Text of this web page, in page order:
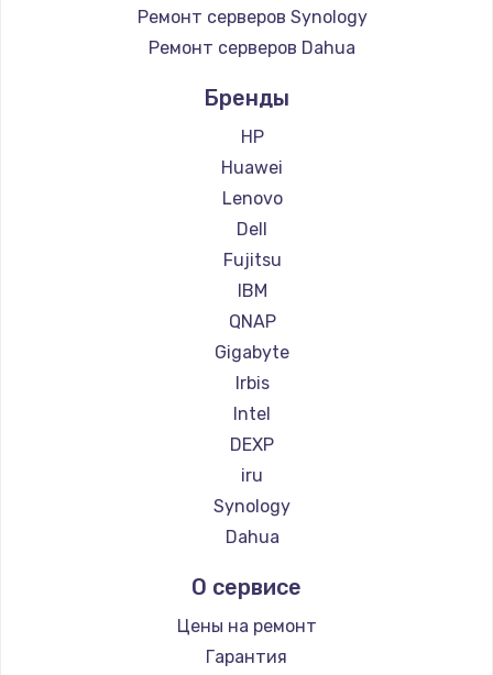
Замена шим-контроллера
Заказать
Замена HDMI
600 руб.
Заказать
Ремонт серверов Synology
Ремонт серверов Dahua
Бренды
HP
Huawei
Lenovo
Dell
Fujitsu
IBM
QNAP
Gigabyte
Irbis
Intel
DEXP
iru
Synology
Dahua
О сервисе
Цены на ремонт
Гарантия